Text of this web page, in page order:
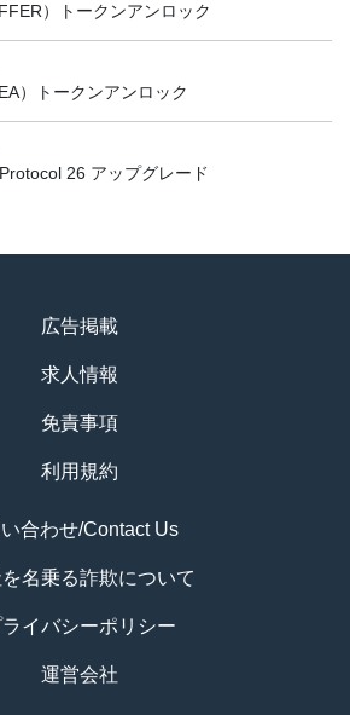
）トークンアンロック
）トークンアンロック
26 アップグレード
広告掲載
求人情報
免責事項
利用規約
合わせ/Contact Us
名乗る詐欺について
ライバシーポリシー
運営会社